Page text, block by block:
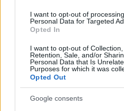
I want to opt-out of
Personal Data for Targeted
Opted In
I want to opt-out of Collection,
Retention, Sale, and/or
Personal Data that Is
Purposes for which it was
Opted Out
Google consents
center di Tegge
Esce di strada con
conducente
Turiste si perdono a
del fuoco